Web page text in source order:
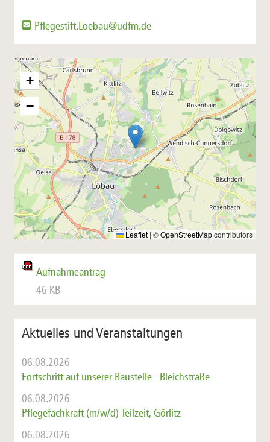
Pflegestift.Loebau@udfm.de
+
−
Leaflet | ©OpenStreetMapcontributors
Aufnahmeantrag
46 KB
Aktuelles und Veranstaltungen
06.08.2026
Fortschritt auf unserer Baustelle - Bleichstraße
06.08.2026
Pflegefachkraft (m/w/d) Teilzeit, Görlitz
06.08.2026